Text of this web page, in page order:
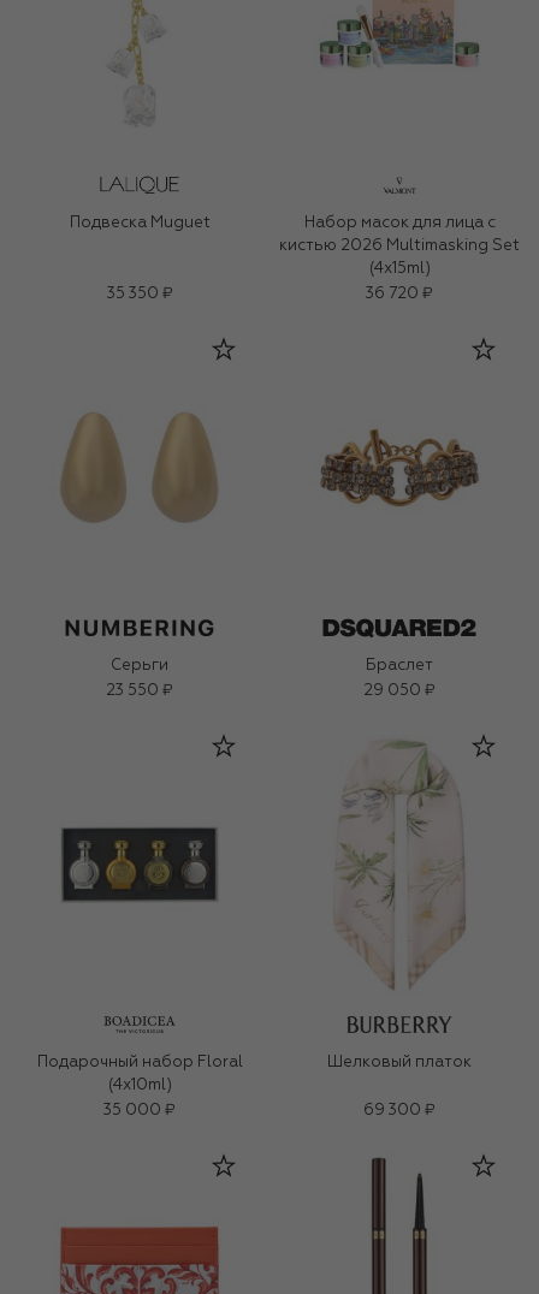
Подвеска Muguet
35 350 ₽
Набор масок для лица с
кистью 2026 Multimasking Set
(4x15ml)
36 720 ₽
Серьги
23 550 ₽
Браслет
29 050 ₽
Подарочный набор Floral
(4x10ml)
35 000 ₽
Шелковый платок
69 300 ₽